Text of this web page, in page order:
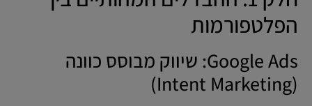
הפלטפורמות
Google Ads: שיווק מבוסס כוונה
(Intent Marketing)